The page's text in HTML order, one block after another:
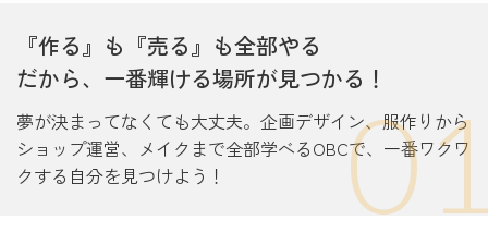
採用担当の方へ
卒業生の方へ
教職員募集
『作る』も『売る』も全部やる
だから、一番輝ける場所が見つかる！
夢が決まってなくても大丈夫。企画デザイン、服作りから
ショップ運営、メイクまで全部学べるOBCで、一番ワクワ
クする自分を見つけよう！